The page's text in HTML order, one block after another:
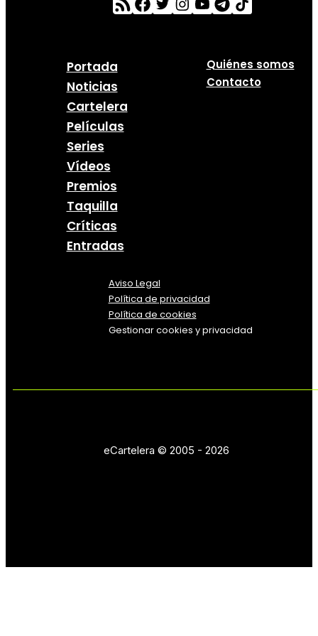
Portada
Noticias
Cartelera
Películas
Series
Vídeos
Premios
Taquilla
Críticas
Entradas
Quiénes somos
Contacto
Aviso Legal
Política de privacidad
Política de cookies
Gestionar cookies y privacidad
eCartelera © 2005 - 2026